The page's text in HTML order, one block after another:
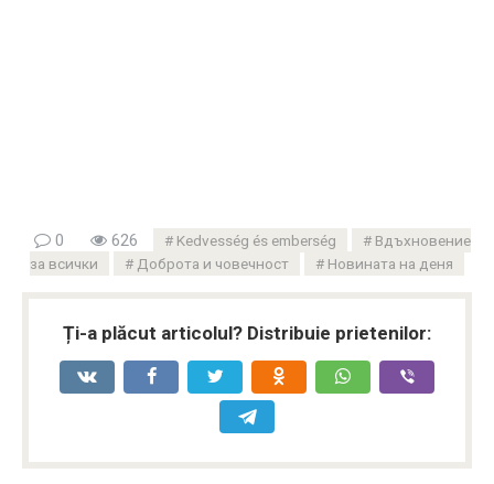
0 626 Kedvesség és emberség
Вдъхновение
за всички
Доброта и човечност Новината на деня
Ți-a plăcut articolul? Distribuie prietenilor: